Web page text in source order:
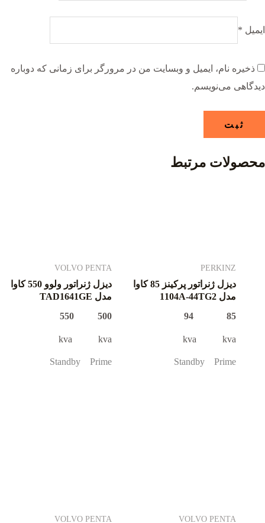
ایمیل *
ذخیره نام، ایمیل و وبسایت من در مرورگر برای زمانی که دوباره
دیدگاهی می‌نویسم.
محصولات مرتبط
PERKINZ
دیزل ژنراتور پرکینز 85 کاوا
مدل 1104A-44TG2
85 94
kva kva
Standby Prime
VOLVO PENTA
دیزل ژنراتور ولوو 550 کاوا
مدل TAD1641GE
500 550
kva kva
Standby Prime
VOLVO PENTA
VOLVO PENTA